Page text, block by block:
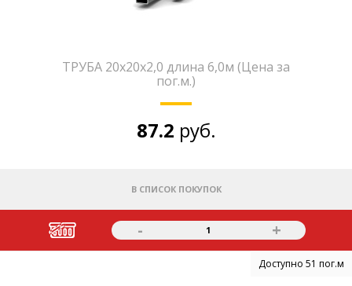
ТРУБА 20х20х2,0 длина 6,0м (Цена за
пог.м.)
87.2 руб.
В СПИСОК ПОКУПОК
- 1 +
Доступно 51 пог.м